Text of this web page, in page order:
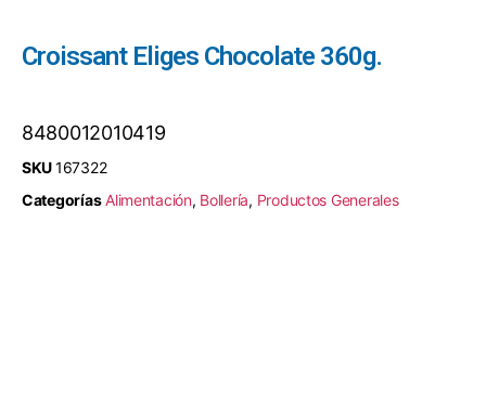
Croissant Eliges Chocolate 360g.
8480012010419
SKU167322
Categorías Alimentación, Bollería, Productos Generales